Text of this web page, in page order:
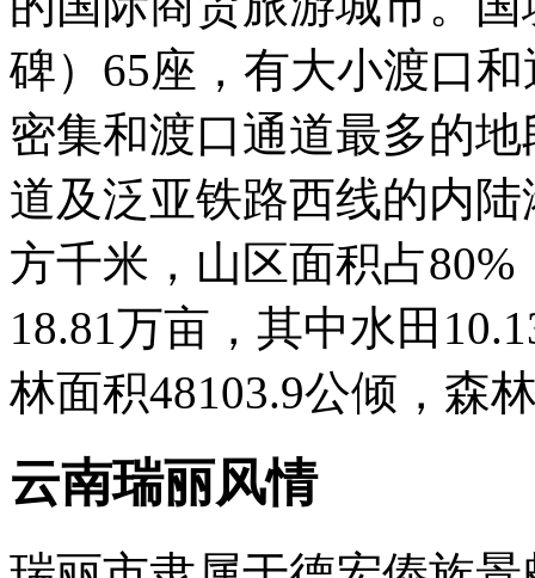
碑）65座，有大小渡口
密集和渡口通道最多的
道及泛亚铁路西线的内
方千米，山区面积占
18.81万亩，其中水田
林面积48103.9公倾，森
云南瑞丽风情